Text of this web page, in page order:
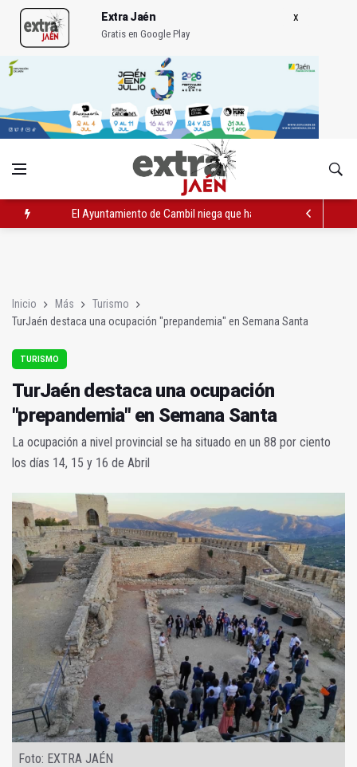
Extra Jaén
Gratis en Google Play
El Ayuntamiento de Cambil niega que haya convenio con la
Inicio Más
Turismo
TurJaén destaca una ocupación "prepandemia" en Semana Santa
TURISMO
TurJaén destaca una ocupación
"prepandemia" en Semana Santa
La ocupación a nivel provincial se ha situado en un 88 por ciento
los días 14, 15 y 16 de Abril
Foto: EXTRA JAÉN